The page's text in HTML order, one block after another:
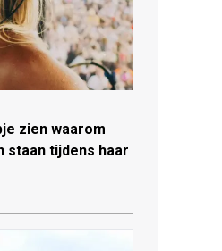
zien waarom
staan tijdens haar